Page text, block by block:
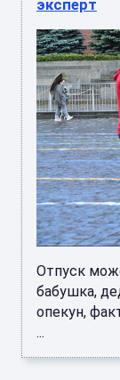
эксперт
Отпуск
бабушка,
опекун,
...